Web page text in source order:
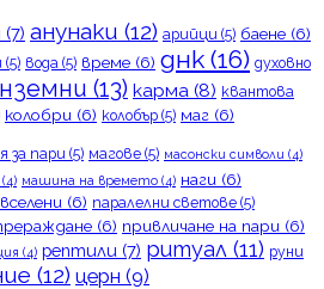
(7) анунаки (12) арийци (5) баене (6)
(5) вода (5) време (6) днк (16) духовно
(13) карма (8) квантова
колобри (6) колобър (5) маг (6)
за пари(5) магове (5) масонски символи (4)
(4) машина на времето (4) наги (6)
(6) паралелни светове (5)
(6) привличане на пари (6)
(4) рептили (7) ритуал (11) руни
(12) церн (9)